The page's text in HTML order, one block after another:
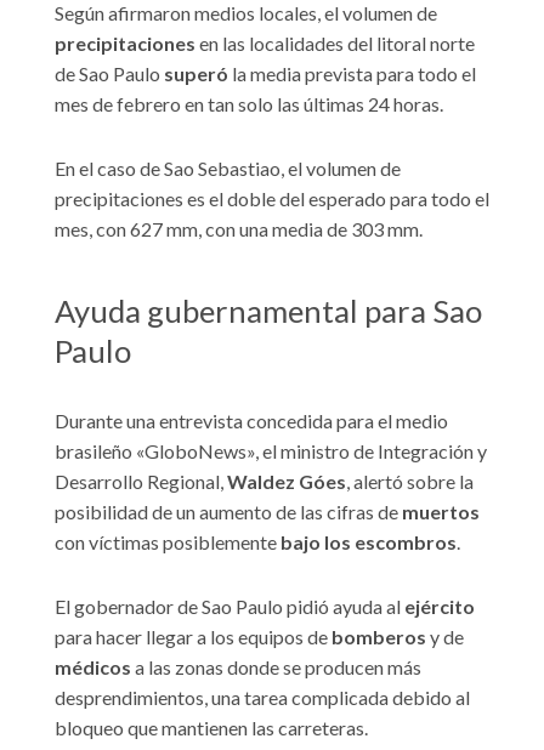
Según afirmaron medios locales, el volumen de
precipitaciones en las localidades del litoral norte
de Sao Paulo superó la media prevista para todo el
mes de febrero en tan solo las últimas 24 horas.
En el caso de Sao Sebastiao, el volumen de
precipitaciones es el doble del esperado para todo el
mes, con 627 mm, con una media de 303 mm.
Ayuda gubernamental para Sao
Paulo
Durante una entrevista concedida para el medio
brasileño «GloboNews», el ministro de Integración y
Desarrollo Regional,Waldez Góes, alertó sobre la
posibilidad de un aumento de las cifras de muertos
con víctimas posiblemente bajo los escombros.
El gobernador de Sao Paulo pidió ayuda al ejército
para hacer llegar a los equipos de bomberos y de
médicos a las zonas donde se producen más
desprendimientos, una tarea complicada debido al
bloqueo que mantienen las carreteras.